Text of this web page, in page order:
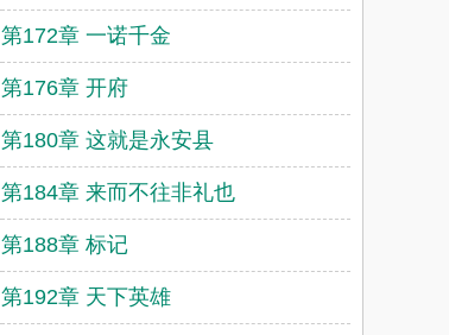
第172章 一诺千金
第176章 开府
第180章 这就是永安县
第184章 来而不往非礼也
第188章 标记
第192章 天下英雄